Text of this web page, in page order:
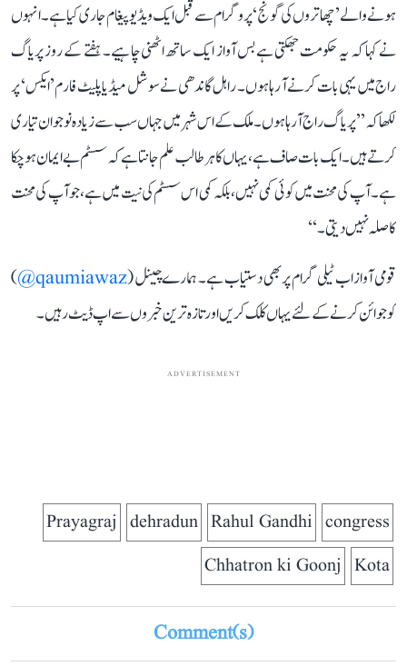
ہونے والے ’چھاتروں کی گونج‘ پروگرام سے قبل ایک ویڈیو پیغام جاری کیا ہے۔ انہوں
نے کہا کہ یہ حکومت جھکتی ہے بس آواز ایک ساتھ اٹھنی چاہیے۔ ہفتے کے روز پریاگ
راج میں یہی بات کرنے آ رہا ہوں۔ راہل گاندھی نے سوشل میڈیا پلیٹ فارم ’ایکس‘ پر
لکھا کہ ’’پریاگ راج آ رہا ہوں۔ ملک کے اس شہر میں جہاں سب سے زیادہ نوجوان تیاری
کرتے ہیں۔ ایک بات صاف ہے، یہاں کا ہر طالب علم جانتا ہے کہ سسٹم بے ایمان ہو چکا
ہے۔ آپ کی محنت میں کوئی کمی نہیں، بلکہ کمی اس سسٹم کی نیت میں ہے، جو آپ کی محنت
کا صلہ نہیں دیتی۔‘‘
قومی آواز اب ٹیلی گرام پر بھی دستیاب ہے۔ ہمارے چینل (qaumiawaz@
)
کو جوائن کرنے کے لئے یہاں کلک کریں اور تازہ ترین خبروں سے اپ ڈیٹ رہیں۔
ADVERTISEMENT
congress
Rahul Gandhi
dehradun
Prayagraj
Kota
Chhatron ki Goonj
Comment(s)